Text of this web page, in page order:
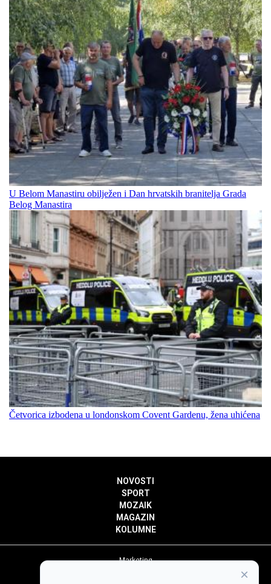
U Belom Manastiru obilježen i Dan hrvatskih branitelja Grada
Belog Manastira
Četvorica izbodena u londonskom Covent Gardenu, žena uhićena
NOVOSTI
SPORT
MOZAIK
MAGAZIN
KOLUMNE
Marketing
×